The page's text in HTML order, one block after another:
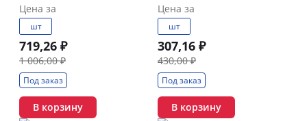
Цена за
шт
719,26 ₽
1 006,00 ₽
Под заказ
В корзину
Цена за
шт
307,16 ₽
430,00 ₽
Под заказ
В корзину